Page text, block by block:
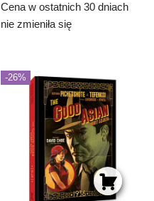
Cena w ostatnich 30 dniach
nie zmieniła się
-26%